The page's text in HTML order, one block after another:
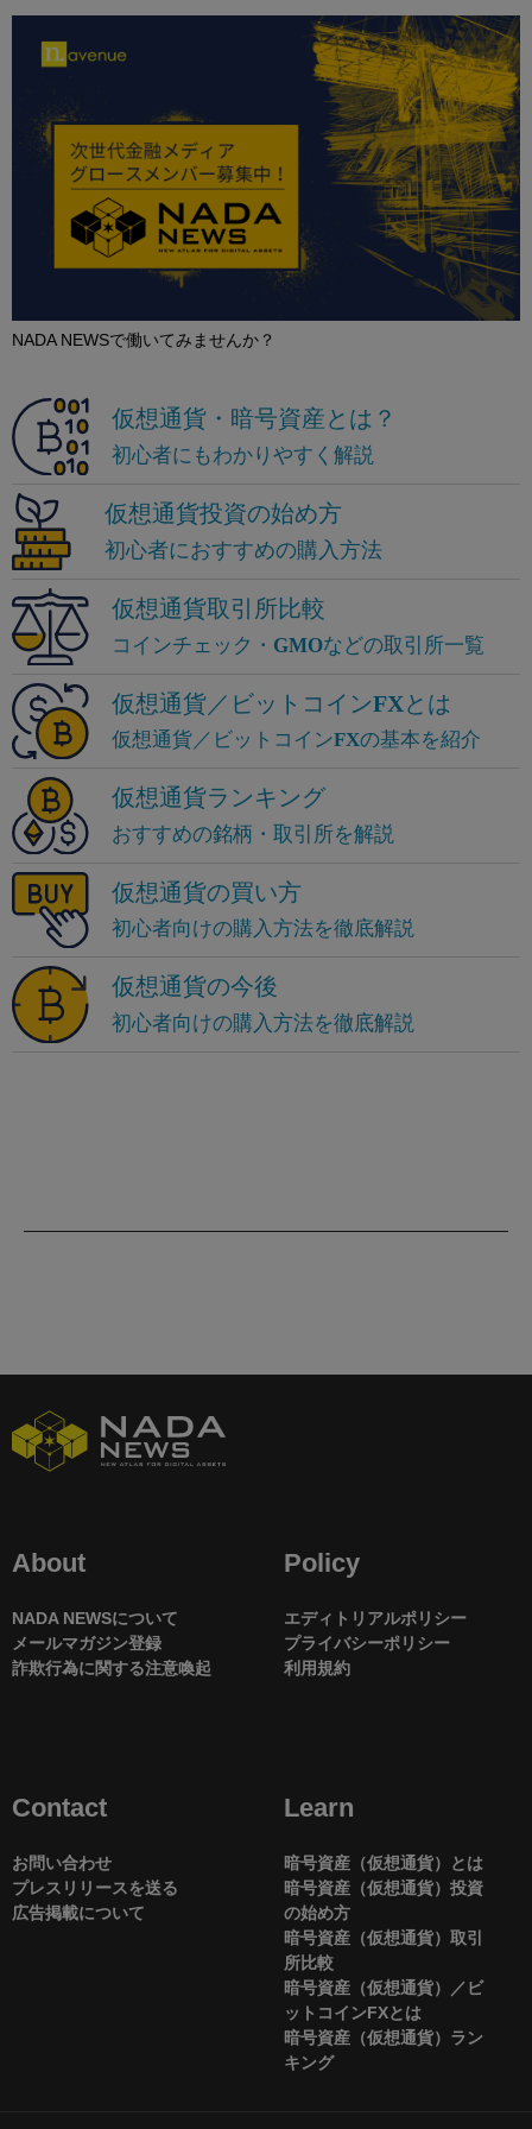
NADA NEWSで働いてみませんか？
About
NADA NEWSについて
メールマガジン登録
詐欺行為に関する注意喚起
Policy
エディトリアルポリシー
プライバシーポリシー
利用規約
Contact
お問い合わせ
プレスリリースを送る
広告掲載について
Learn
暗号資産（仮想通貨）とは
暗号資産（仮想通貨）投資
の始め方
暗号資産（仮想通貨）取引
所比較
暗号資産（仮想通貨）／ビ
ットコインFXとは
暗号資産（仮想通貨）ラン
キング